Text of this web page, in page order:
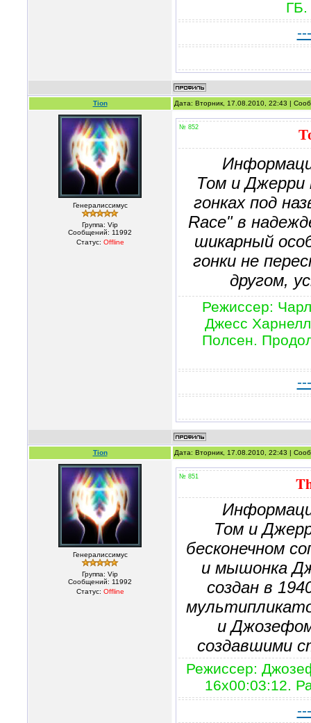
Tion Дата: Вторник, 17.08.2010, 22:43 |
Генералиссимус
Группа: Vip
Сообщений: 11992
Статус: Offline
№ 852
Том и
гонках под
Race" в
шикарный
гонки не
другом,
Режиссер:
Джесс
Полсен.
Tion Дата: Вторник, 17.08.2010, 22:43 |
Генералиссимус
Группа: Vip
Сообщений: 11992
Статус: Offline
№ 851
Том и
бесконечном
и мышонка
создан в
и
создавшими
Режиссер:
16х00:03:12.